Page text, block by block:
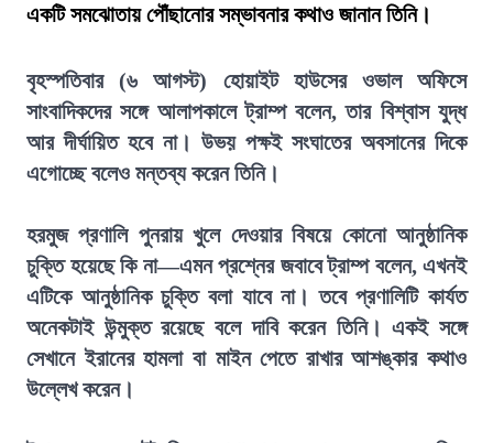
একটি সমঝোতায় পৌঁছানোর সম্ভাবনার কথাও জানান তিনি।
বৃহস্পতিবার (৬ আগস্ট) হোয়াইট হাউসের ওভাল অফিসে
সাংবাদিকদের সঙ্গে আলাপকালে ট্রাম্প বলেন, তার বিশ্বাস যুদ্ধ
আর দীর্ঘায়িত হবে না। উভয় পক্ষই সংঘাতের অবসানের দিকে
এগোচ্ছে বলেও মন্তব্য করেন তিনি।
হরমুজ প্রণালি পুনরায় খুলে দেওয়ার বিষয়ে কোনো আনুষ্ঠানিক
চুক্তি হয়েছে কি না—এমন প্রশ্নের জবাবে ট্রাম্প বলেন, এখনই
এটিকে আনুষ্ঠানিক চুক্তি বলা যাবে না। তবে প্রণালিটি কার্যত
অনেকটাই উন্মুক্ত রয়েছে বলে দাবি করেন তিনি। একই সঙ্গে
সেখানে ইরানের হামলা বা মাইন পেতে রাখার আশঙ্কার কথাও
উল্লেখ করেন।